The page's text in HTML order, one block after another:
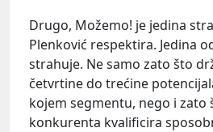
Drugo, Možemo! je jedina
Plenković respektira. Jedina
strahuje. Ne samo zato što
četvrtine do trećine
kojem segmentu, nego i zato
konkurenta kvalificira